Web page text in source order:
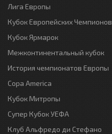
Лига Европы
Кубок Европейских Чемпионов
Кубок Ярмарок
Межконтинентальный кубок
История чемпионатов Европы
Copa America
Кубок Митропы
Супер Кубок УЕФА
Клуб Альфредо ди Стефано